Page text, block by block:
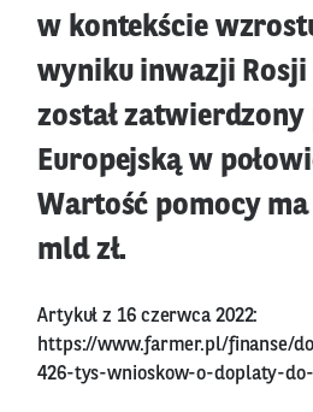
w kontekście
wyniku inwazji Rosji
został zatwierdzony
Europejską w
Wartość pomocy
mld zł.
Artykuł z 16 czerwca 2022:
https://www.farmer.pl/finanse/
426-tys-wnioskow-o-doplaty-